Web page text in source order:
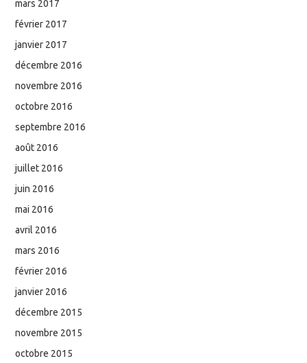
mars 2017
février 2017
janvier 2017
décembre 2016
novembre 2016
octobre 2016
septembre 2016
août 2016
juillet 2016
juin 2016
mai 2016
avril 2016
mars 2016
février 2016
janvier 2016
décembre 2015
novembre 2015
octobre 2015